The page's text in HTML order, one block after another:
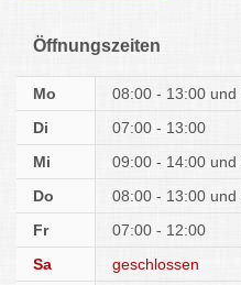
Öffnungszeiten
Mo 08:00 - 13:00
Di
07:00 - 13:00
Mi
09:00 - 14:00
Do
08:00 - 13:00
Fr
07:00 - 12:00
Sa
geschlossen